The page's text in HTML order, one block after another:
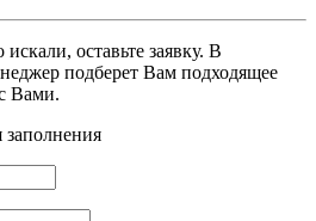
оставьте заявку. В
подберет Вам подходящее
Вами.
заполнения